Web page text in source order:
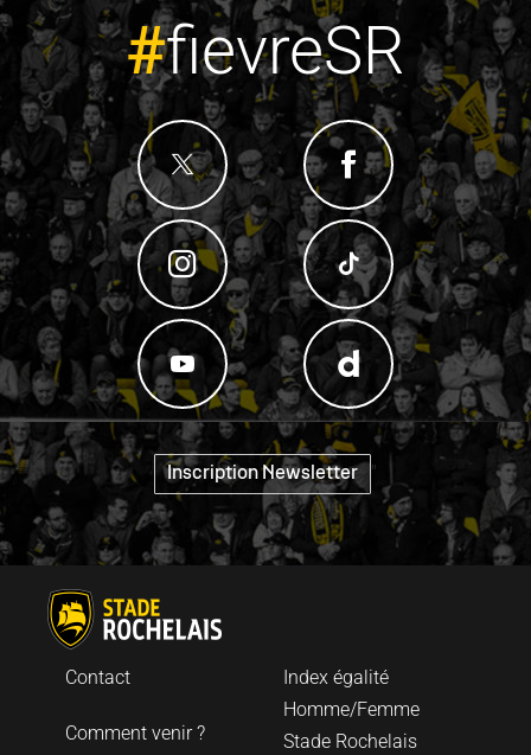
#fievreSR
Inscription Newsletter "
Index égalité
Homme/Femme
Stade Rochelais
Contact
Comment venir ?